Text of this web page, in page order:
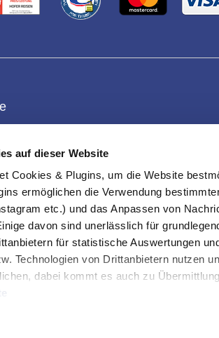
auf dieser Website
Cookies & Plugins, um die Website
ermöglichen die Verwendung
etc.) und das Anpassen von
davon sind unerlässlich für
für statistische Auswertungen
Technologien von Drittanbietern nutzen
dabei kommt es auch zu
stimmen Sie der Verwendung der
prüfen
Datenschutz
Impressum
Checkliste
Erklärung Barrierefreiheit
Sortierung
Info & FAQ
Einstellungen
Über uns